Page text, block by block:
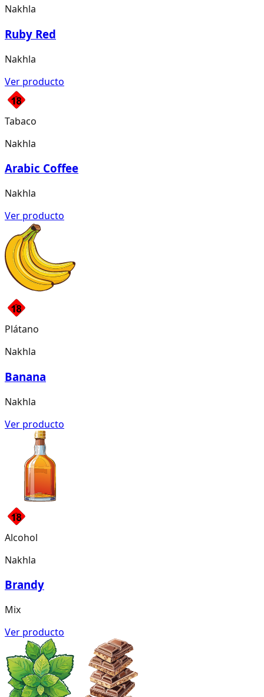
Nakhla
Ruby Red
Nakhla
Ver producto
Tabaco
Nakhla
Arabic Coffee
Nakhla
Ver producto
Plátano
Nakhla
Banana
Nakhla
Ver producto
Alcohol
Nakhla
Brandy
Mix
Ver producto